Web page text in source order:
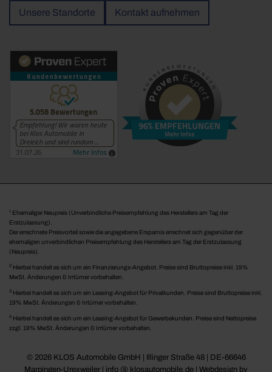
Unsere Standorte Kontakt aufnehmen
1 Ehemaliger Neupreis (Unverbindliche Preisempfehlung des Herstellers am Tag der
Erstzulassung).
Der errechnete Preisvorteil sowie die angegebene Ersparnis errechnet sich gegenüber der
ehemaligen unverbindlichen Preisempfehlung des Herstellers am Tag der Erstzulassung
(Neupreis).
2 Hierbei handelt es sich um ein Finanzierungs-Angebot. Preise sind Bruttopreise inkl. 19%
MwSt. Änderungen & Irrtümer vorbehalten.
3 Hierbei handelt es sich um ein Leasing-Angebot für Privatkunden. Preise sind Bruttopreise inkl.
19% MwSt. Änderungen & Irrtümer vorbehalten.
4 Hierbei handelt es sich um ein Leasing-Angebot für Gewerbekunden. Preise sind Nettopreise
zzgl. 19% MwSt. Änderungen & Irrtümer vorbehalten.
© 2026 KLOS Automobile GmbH | Illinger Straße 48 | DE-66646
Marpingen-Urexweiler | info @ klosautomobile.de | Webdesign by